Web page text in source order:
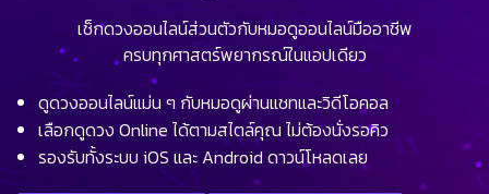
เช็กดวงออนไลน์ส่วนตัวกับหมอดูออนไลน์มืออาชีพ
ครบทุกศาสตร์พยากรณ์ในแอปเดียว
ดูดวงออนไลน์แม่น ๆ กับหมอดูผ่านแชทและวิดีโอคอล
เลือกดูดวง Online ได้ตามสไตล์คุณ ไม่ต้องนั่งรอคิว
รองรับทั้งระบบ iOS และ Android ดาวน์โหลดเลย